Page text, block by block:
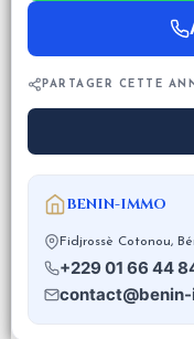
PARTAGER CETTE
BENIN-IMMO
Fidjrossè Cotonou,
+229 01 66 44